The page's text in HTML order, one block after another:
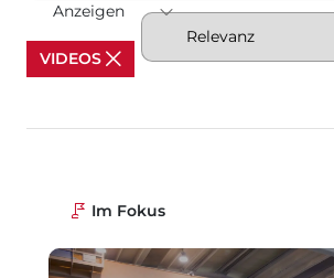
Anzeigen
VIDEOS
Im Fokus